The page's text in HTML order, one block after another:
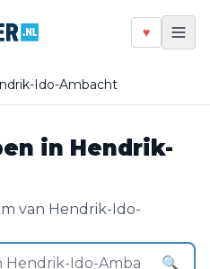
♥
Ido-Ambacht
in Hendrik-
van Hendrik-Ido-
🔍